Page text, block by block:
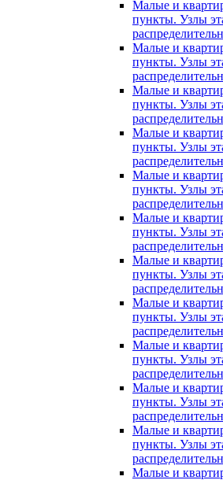
Малые и
пункты. Узлы
Малые и
пункты. Узлы
Малые и
пункты. Узлы
Малые и
пункты. Узлы
Малые и
пункты. Узлы
Малые и
пункты. Узлы
Малые и
пункты. Узлы
Малые и
пункты. Узлы
Малые и
пункты. Узлы
Малые и
пункты. Узлы
Малые и
пункты. Узлы
Малые и